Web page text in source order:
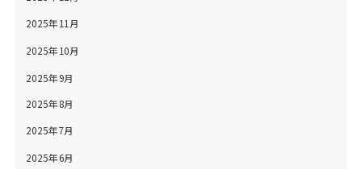
2025年11月
2025年10月
2025年9月
2025年8月
2025年7月
2025年6月